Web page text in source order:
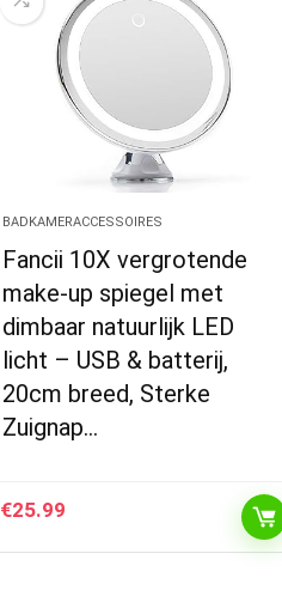
BADKAMERACCESSOIRES
Fancii 10X vergrotende
make-up spiegel met
dimbaar natuurlijk LED
licht – USB & batterij,
20cm breed, Sterke
Zuignap…
€25.99